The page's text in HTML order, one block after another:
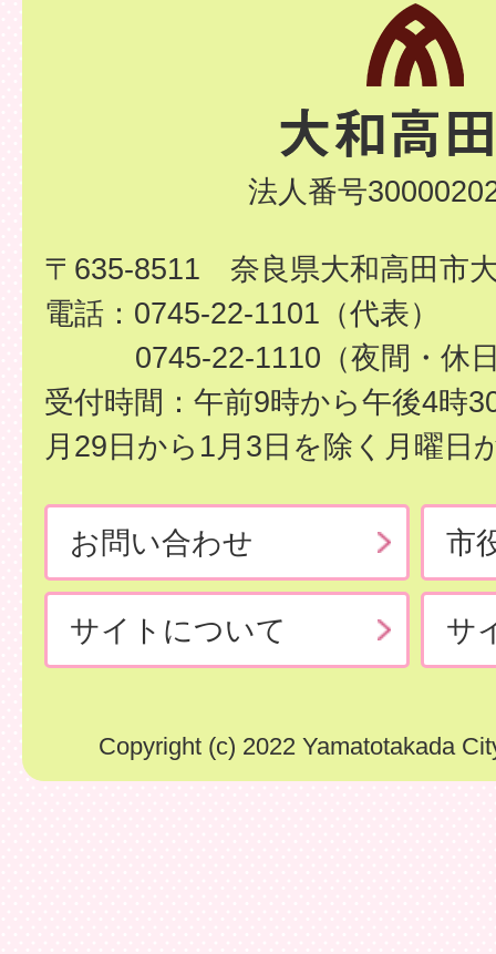
法人番号
〒635-8511 奈良県大和高田市
電話：0745-22-1101（代表）
0745-22-1110（夜間・休
受付時間：午前9時から午後4時
月29日から1月3日を除く月曜日
お問い合わせ 市
サイトについて サ
Copyright (c) 2022 Yamatotakada